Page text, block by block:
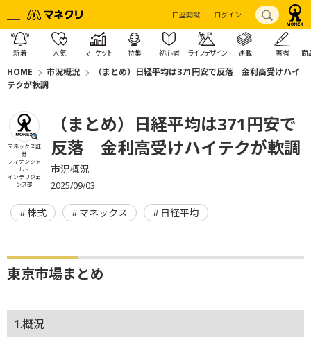
口座開設 ログイン
新着 人気 マーケット 特集 初心者 ライフデザイン 連載 著者 商
HOME 市況概況
（まとめ）日経平均は371円安で反落 金利高受けハイ
テクが軟調
マネックス証
券
フィナンシャ
ル・
インテリジェ
ンス部
（まとめ）日経平均は371円安で
反落 金利高受けハイテクが軟調
市況概況
2025/09/03
株式 マネックス 日経平均
東京市場まとめ
1.概況